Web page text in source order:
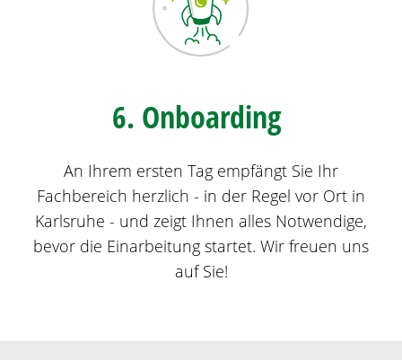
6. Onboarding
An Ihrem ersten Tag empfängt Sie Ihr
Fachbereich herzlich - in der Regel vor Ort in
Karlsruhe - und zeigt Ihnen alles Notwendige,
bevor die Einarbeitung startet. Wir freuen uns
auf Sie!